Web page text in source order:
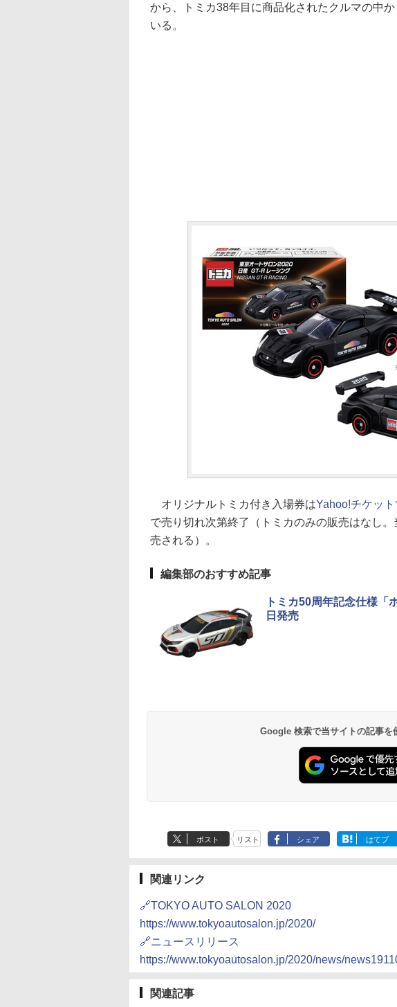
から、トミカ38年目に商品化されたクルマの中
いる。
オリジナルトミカ付き入場券はYahoo!チケット
で売り切れ次第終了（トミカのみの販売はなし
売される）。
編集部のおすすめ記事
トミカ50周年記念仕様「
日発売
Google 検索で当サイトの記事を
ポスト リスト シェア はてブ
関連リンク
🔗TOKYO AUTO SALON 2020
https://www.tokyoautosalon.jp/2020/
🔗ニュースリリース
https://www.tokyoautosalon.jp/2020/news/
関連記事